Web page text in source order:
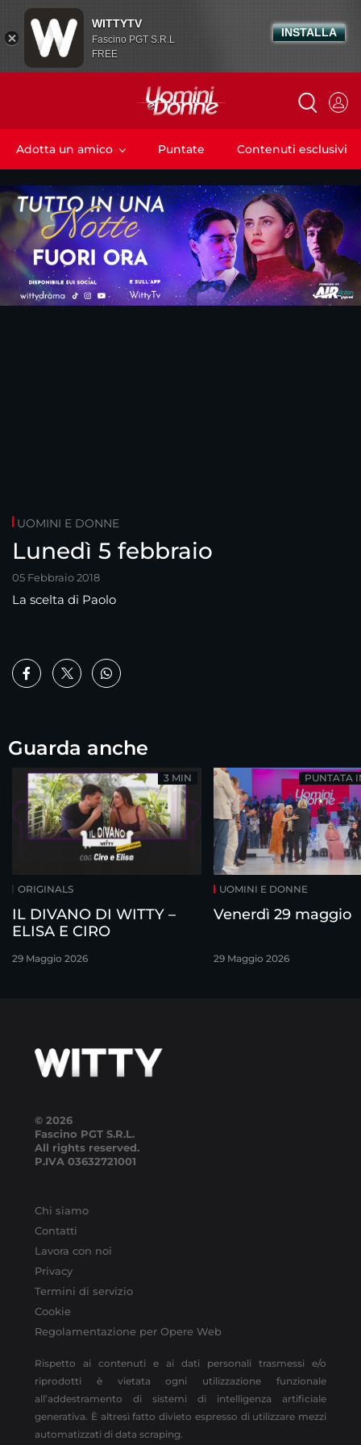
Adotta un amico Puntate Contenuti esclusivi
UOMINI E DONNE
Lunedì 5 febbraio
05 Febbraio 2018
La scelta di Paolo
Guarda anche
ORIGINALS
IL DIVANO DI WITTY –
ELISA E CIRO
29 Maggio 2026
3 MIN
UOMINI E DONNE
Venerdì 29 maggio
29 Maggio 2026
PUNTATA
© 2026
Fascino PGT S.R.L.
All rights reserved.
P.IVA 03632721001
Chi siamo
Contatti
Lavora con noi
Privacy
Termini di servizio
Cookie
Regolamentazione per Opere Web
Rispetto ai contenuti e ai dati personali trasmessi e/o
riprodotti è vietata ogni utilizzazione funzionale
all’addestramento di sistemi di intelligenza artificiale
generativa. È altresì fatto divieto espresso di utilizzare mezzi
automatizzati di data scraping.
WITTYTV
Fascino PGT S.R.L
FREE
INSTALLA